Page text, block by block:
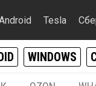
Tesla
WINDOWS